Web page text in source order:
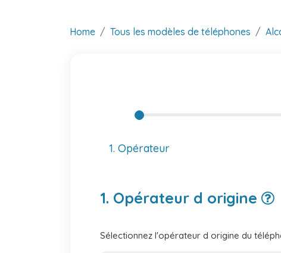
Home Tous les modèles de téléphones
1. Opérateur
1. Opérateur d origine
Sélectionnez l'opérateur d origine du